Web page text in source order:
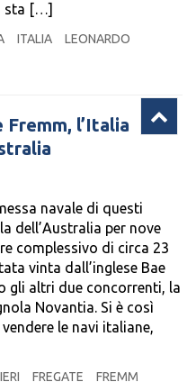
sta […]
ITALIA
LEONARDO
l’Italia
navale di questi
dell’Australia per nove
complessivo di circa 23
vinta dall’inglese Bae
gli altri due concorrenti, la
Novantia. Si è così
le navi italiane,
FREGATE FREMM